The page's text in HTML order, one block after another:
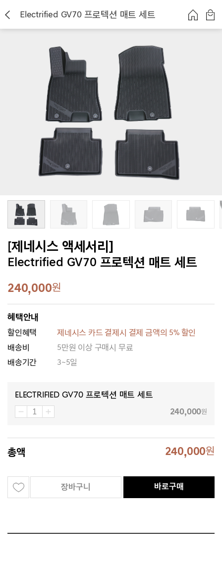
Electrified GV70 프로텍션 매트 세트
[제네시스 액세서리]
Electrified GV70 프로텍션 매트 세트
240,000원
혜택안내
할인혜택
제네시스 카드 결제시 결제 금액의 5% 할인
배송비
5만원 이상 구매시 무료
배송기간
3~5일
Electrified GV70 프로텍션 매트 세트
240,000원
총액 240,000원
장바구니 바로구매